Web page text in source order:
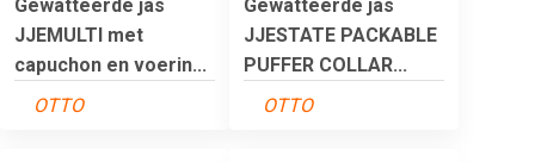
Gewatteerde jas
JJEMULTI met
capuchon en voerin...
OTTO
Gewatteerde jas
JJESTATE PACKABLE
PUFFER COLLAR...
OTTO